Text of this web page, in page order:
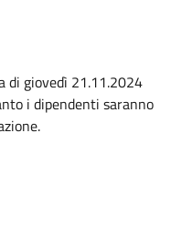
di giovedì 21.11.2024
i dipendenti saranno